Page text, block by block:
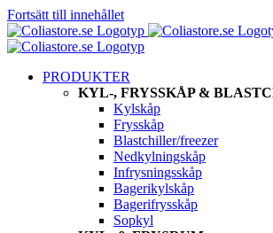
Fortsätt till innehållet
PRODUKTER
KYL-, FRYSSKÅP &
Kylskåp
Frysskåp
Blastchiller/freezer
Nedkylningskåp
Infrysningsskåp
Bagerikylskåp
Bagerifrysskåp
Sopkyl